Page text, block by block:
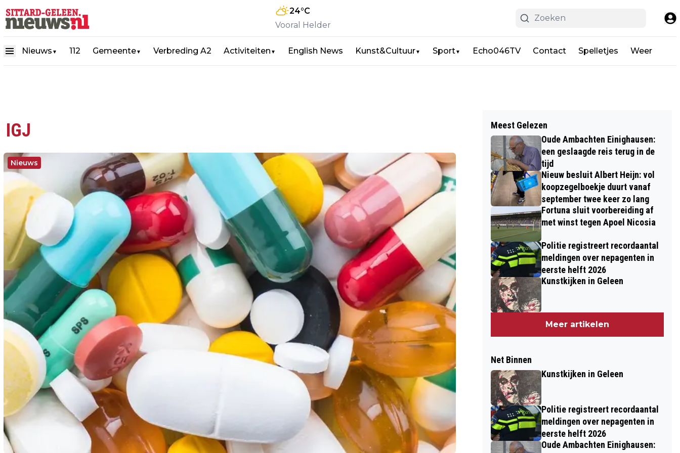
24°C
Vooral Helder
Nieuws ▼ 112 Gemeente▼ Verbreding A2 Activiteiten ▼ English News Kunst&Cultuur▼ Sport▼ Echo046TV Contact Spelletjes Weer
IGJ
Nieuws
Meest Gelezen
Oude Ambachten Einighausen:
een geslaagde reis terug in de
tijd
Nieuw besluit Albert Heijn: vol
koopzegelboekje duurt vanaf
september twee keer zo lang
Fortuna sluit voorbereiding af
met winst tegen Apoel Nicosia
Politie registreert recordaantal
meldingen over nepagenten in
eerste helft 2026
Kunstkijken in Geleen
Meer artikelen
Net Binnen
Kunstkijken in Geleen
Politie registreert recordaantal
meldingen over nepagenten in
eerste helft 2026
Oude Ambachten Einighausen: